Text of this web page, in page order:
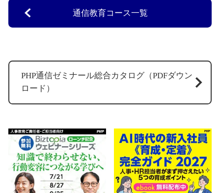
通信教育コース一覧
PHP通信ゼミナール総合カタログ（PDFダウン
ロード）